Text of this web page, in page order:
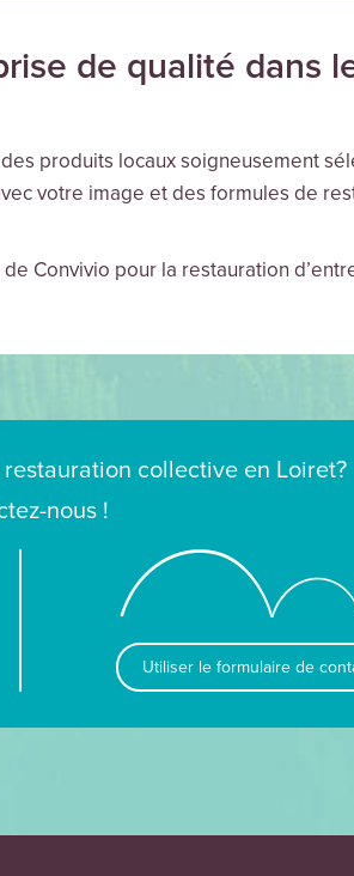
de qualité dans
produits locaux soigneusement
votre image et des formules de
Convivio pour la restauration
collective en Loiret?
nous !
Utiliser le formulaire de